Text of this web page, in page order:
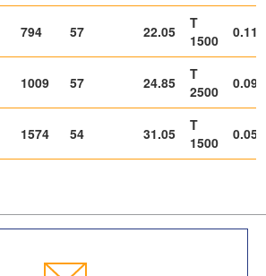
794 57 22.05
T
1500
0.115
1009 57 24.85
T
2500
1574 54 31.05
T
1500